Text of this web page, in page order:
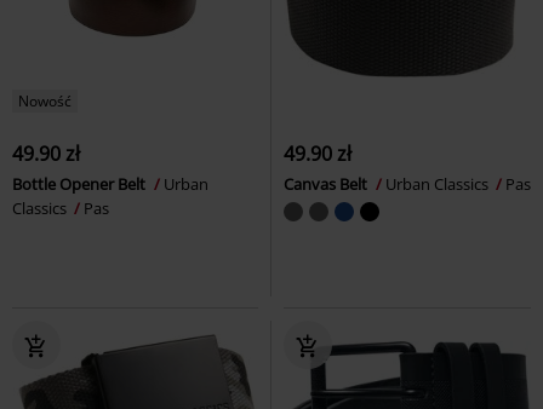
Nowość
49.90 zł
Bottle Opener Belt
Urban
Classics
Pas
49.90 zł
Canvas Belt Urban Classics Pas